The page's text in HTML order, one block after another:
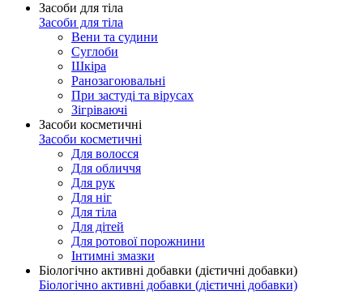
Засоби для тіла
Засоби для тіла
Вени та судини
Суглоби
Шкіра
Ранозагоювальні
При застуді та вірусах
Зігріваючі
Засоби косметичні
Засоби косметичні
Для волосся
Для обличчя
Для рук
Для ніг
Для тіла
Для дітей
Для ротової порожнини
Інтимні змазки
Біологічно активні добавки (дієтичні добавки)
Біологічно активні добавки (дієтичні добавки)